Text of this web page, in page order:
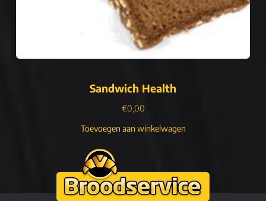
Sandwich Health
€0,00
Toevoegen aan winkelwagen